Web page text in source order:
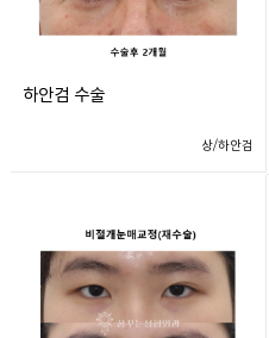
하안검 수술
상/하안검